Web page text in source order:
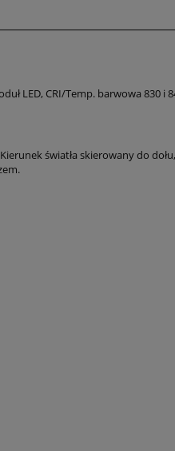
LED, CRI/Temp. barwowa 830 i
światła skierowany do